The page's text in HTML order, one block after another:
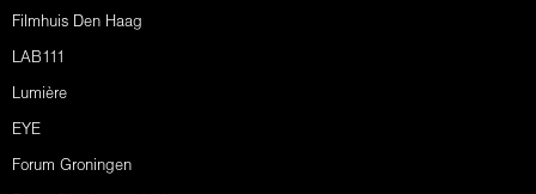
Filmhuis Den Haag
LAB111
Lumière
EYE
Forum Groningen